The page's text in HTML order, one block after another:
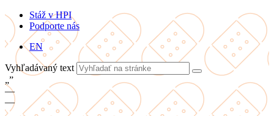
Stáž v HPI
Podporte nás
EN
Vyhľadávaný text
„”
—
—